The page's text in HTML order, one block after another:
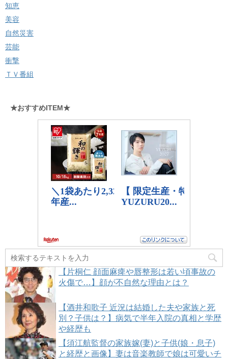
知恵
美容
自然災害
芸能
衝撃
ＴＶ番組
★おすすめITEM★
【片桐仁 顔面麻痺や唇整形は若い頃事故の
火傷で…】顔が不自然な理由とは？
【酒井和歌子 近況は結婚した夫や家族と死
別？子供は？】病気で半年入院の真相と学歴
や経歴も
【須江航監督の家族嫁(妻)と子供(娘・息子)
と経歴と画像】妻は音楽教師で娘は可愛いチ